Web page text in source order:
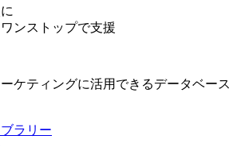
ンストップで支援
ケティングに活用できるデータベース